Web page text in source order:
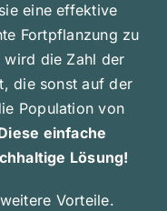
eine effektive
Fortpflanzung zu
wird die Zahl der
die sonst auf der
Population von
einfache
Lösung!
Vorteile.